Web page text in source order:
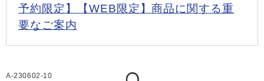
予約限定】【WEB限定】商品に関する重
要なご案内
A-230602-10